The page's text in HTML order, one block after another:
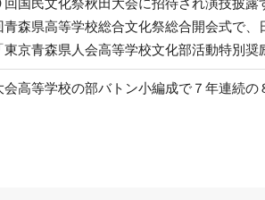
森県高等学校総合文化祭総合開会式で
京青森県人会高等学校文化部活動特別奨
高等学校の部バトン小編成で７年連続の